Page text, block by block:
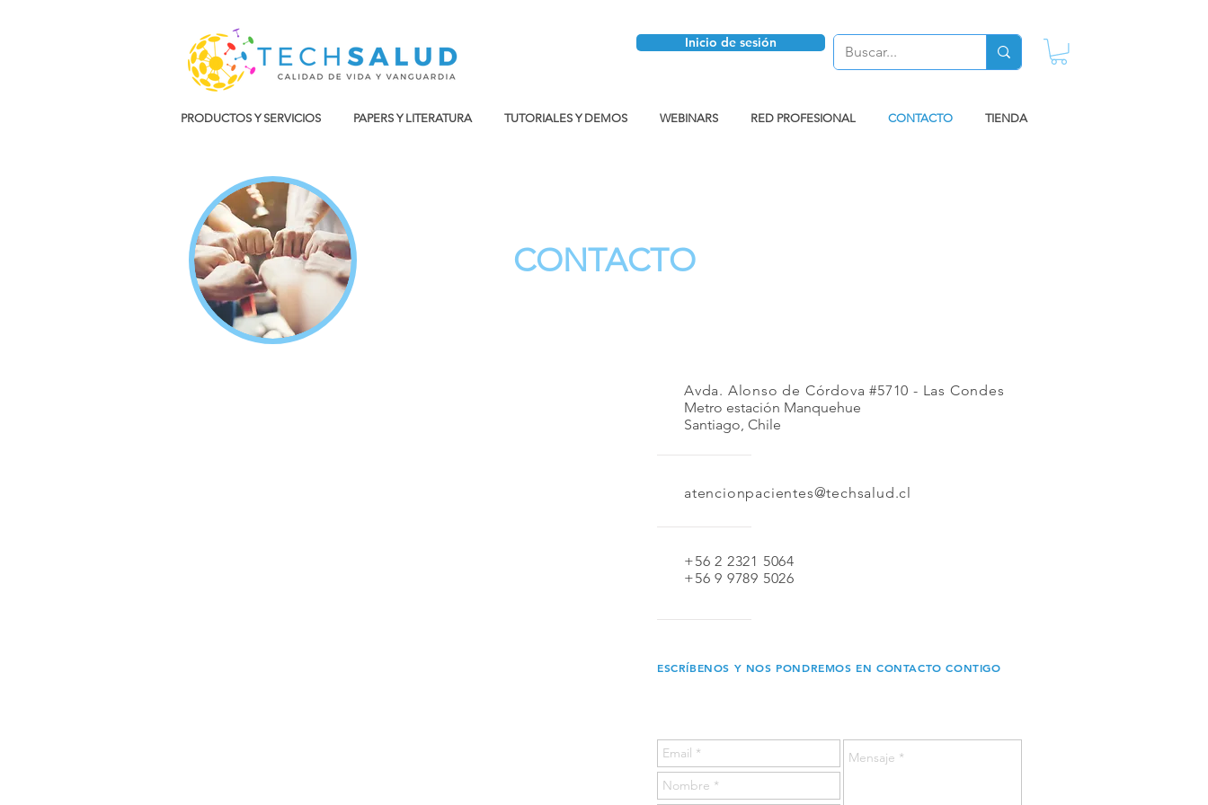
Inicio de sesión
PRODUCTOS Y SERVICIOS PAPERS Y LITERATURA TUTORIALES Y DEMOS WEBINARS RED PROFESIONAL CONTACTO TIENDA
CONTACTO
Avda. Alonso de Córdova #5710 - Las Condes
Metro estación Manquehue
Santiago, Chile
atencionpacientes@techsalud.cl
+56 2 2321 5064
+56 9 9789 5026
ESCRÍBENOS Y NOS PONDREMOS EN CONTACTO CONTIGO